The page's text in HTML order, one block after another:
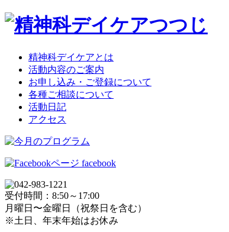
精神科デイケアとは
活動内容のご案内
お申し込み・ご登録について
各種ご相談について
活動日記
アクセス
facebook
受付時間：8:50～17:00
月曜日〜金曜日（祝祭日を含む）
※土日、年末年始はお休み